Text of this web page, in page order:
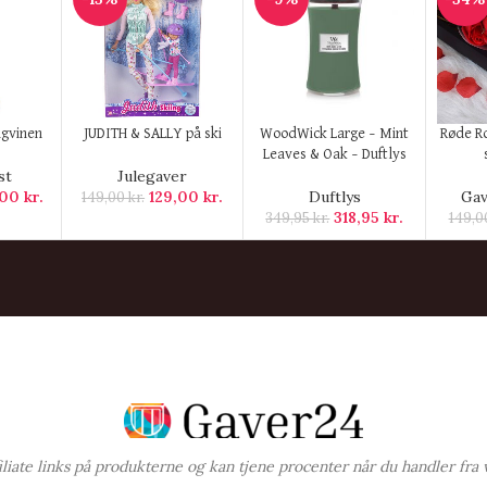
kr.
KØB HER
JUDITH & SALLY på ski
Julegaver
149,00kr. 129,00kr.
KØB HER
WoodWick Large – Mint
Leaves & Oak – Duftlys
Duftlys
349,95kr. 318,95kr.
KØB
Røde
links på produkterne og kan tjene procenter når du handler fra